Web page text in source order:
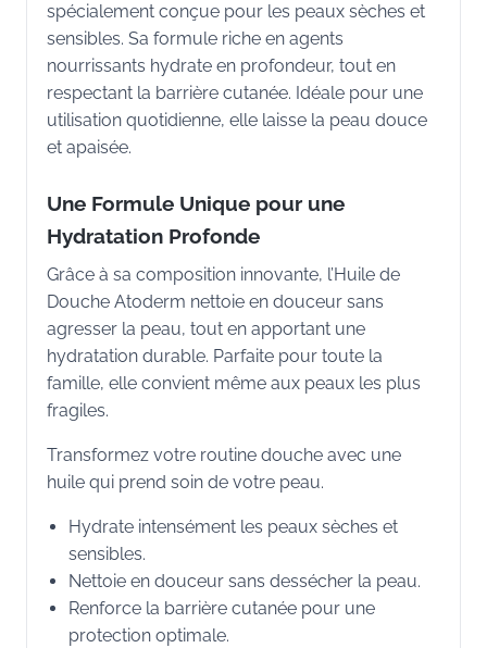
spécialement conçue pour les peaux sèches et
sensibles. Sa formule riche en agents
nourrissants hydrate en profondeur, tout en
respectant la barrière cutanée. Idéale pour une
utilisation quotidienne, elle laisse la peau douce
et apaisée.
Une Formule Unique pour une
Hydratation Profonde
Grâce à sa composition innovante, l’Huile de
Douche Atoderm nettoie en douceur sans
agresser la peau, tout en apportant une
hydratation durable. Parfaite pour toute la
famille, elle convient même aux peaux les plus
fragiles.
Transformez votre routine douche avec une
huile qui prend soin de votre peau.
Hydrate intensément les peaux sèches et
sensibles.
Nettoie en douceur sans dessécher la peau.
Renforce la barrière cutanée pour une
protection optimale.